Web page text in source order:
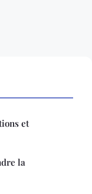
et
la